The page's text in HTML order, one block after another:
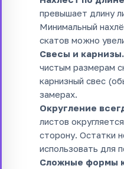
превышает длину
Минимальный
скатов можно
Свесы и карнизы.
чистым размерам
карнизный свес
замерах.
Округление
листов
сторону. Остатки
использовать для
Сложные формы